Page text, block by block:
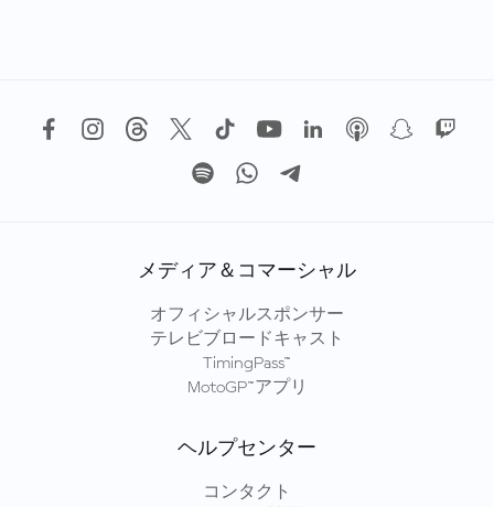
メディア＆コマーシャル
オフィシャルスポンサー
テレビブロードキャスト
TimingPass™
MotoGP™アプリ
ヘルプセンター
コンタクト